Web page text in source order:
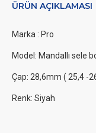
ÜRÜN AÇIKLAMASI
Marka : Pro
Model: Mandallı sele
Çap: 28,6mm ( 25,4 -
Renk: Siyah